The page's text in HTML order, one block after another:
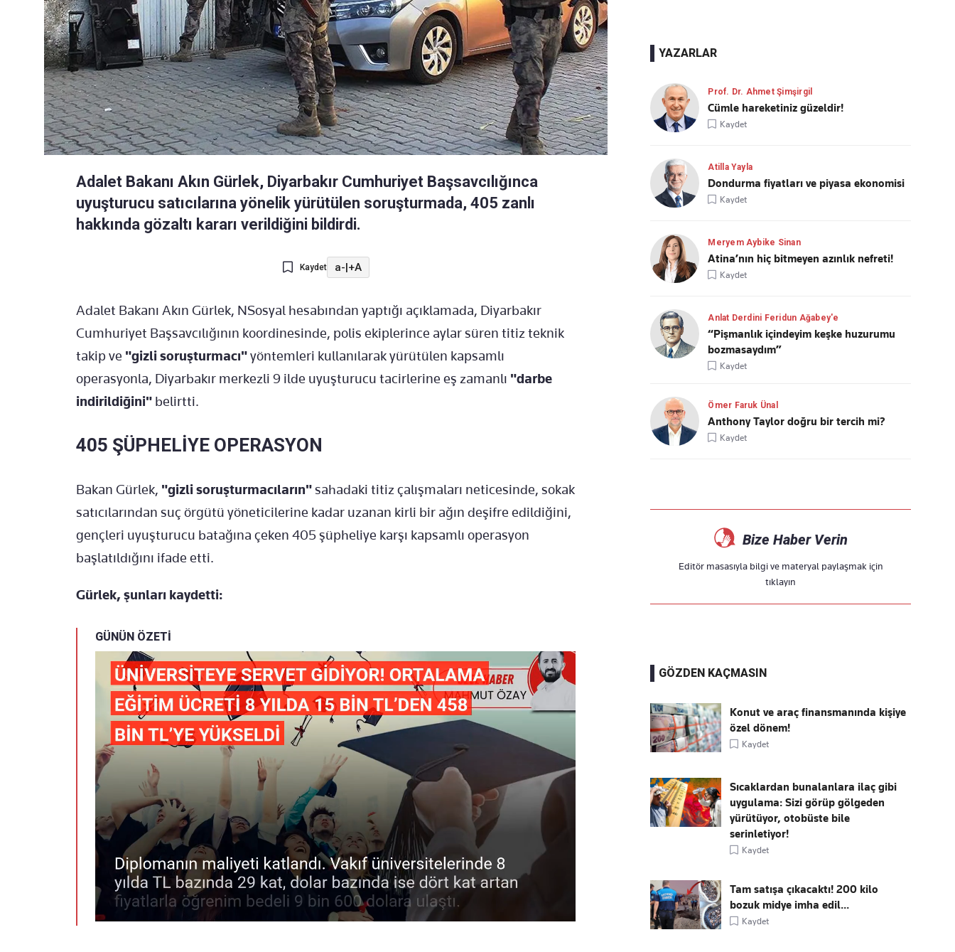
Adalet Bakanı Akın Gürlek, Diyarbakır Cumhuriyet Başsavcılığınca
uyuşturucu satıcılarına yönelik yürütülen soruşturmada, 405 zanlı
hakkında gözaltı kararı verildiğini bildirdi.
Kaydet a-|+A
Adalet Bakanı Akın Gürlek, NSosyal hesabından yaptığı açıklamada, Diyarbakır
Cumhuriyet Başsavcılığının koordinesinde, polis ekiplerince aylar süren titiz teknik
takip ve "gizli soruşturmacı"yöntemleri kullanılarak yürütülen kapsamlı
operasyonla, Diyarbakır merkezli 9 ilde uyuşturucu tacirlerine eş zamanlı "darbe
indirildiğini" belirtti.
405 ŞÜPHELİYE OPERASYON
Bakan Gürlek, "gizli soruşturmacıların"sahadaki titiz çalışmaları neticesinde, sokak
satıcılarından suç örgütü yöneticilerine kadar uzanan kirli bir ağın deşifre edildiğini,
gençleri uyuşturucu batağına çeken 405 şüpheliye karşı kapsamlı operasyon
başlatıldığını ifade etti.
Gürlek, şunları kaydetti:
GÜNÜN ÖZETİ
YAZARLAR
Prof. Dr. Ahmet Şimşirgil
Cümle hareketiniz güzeldir!
Kaydet
Atilla Yayla
Dondurma fiyatları ve piyasa ekonomisi
Kaydet
Meryem Aybike Sinan
Atina’nın hiç bitmeyen azınlık nefreti!
Kaydet
Anlat Derdini Feridun Ağabey'e
“Pişmanlık içindeyim keşke huzurumu
bozmasaydım”
Kaydet
Ömer Faruk Ünal
Anthony Taylor doğru bir tercih mi?
Kaydet
Bize Haber Verin
Editör masasıyla bilgi ve materyal paylaşmak için
tıklayın
GÖZDEN KAÇMASIN
Konut ve araç finansmanında kişiye
özel dönem!
Kaydet
Sıcaklardan bunalanlara ilaç gibi
uygulama: Sizi görüp gölgeden
yürütüyor, otobüste bile
serinletiyor!
Kaydet
Tam satışa çıkacaktı! 200 kilo
bozuk midye imha edil...
Kaydet